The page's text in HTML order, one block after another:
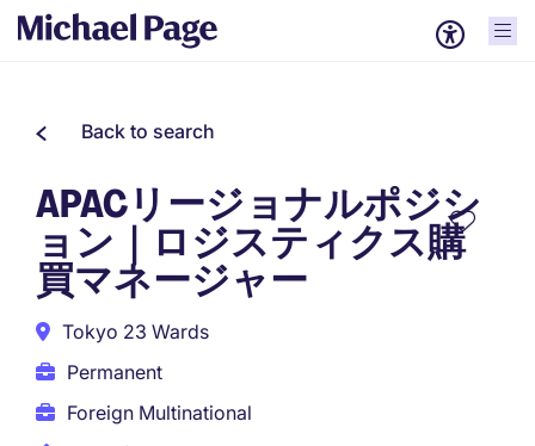
Back to search
APACリージョナルポジシ
ョン｜ロジスティクス購
買マネージャー
Tokyo 23 Wards
Permanent
Foreign Multinational